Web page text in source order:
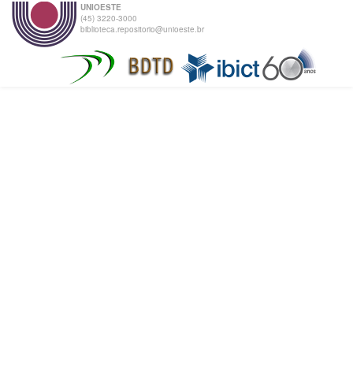
UNIOESTE
(45) 3220-3000
biblioteca.repositorio@unioeste.br